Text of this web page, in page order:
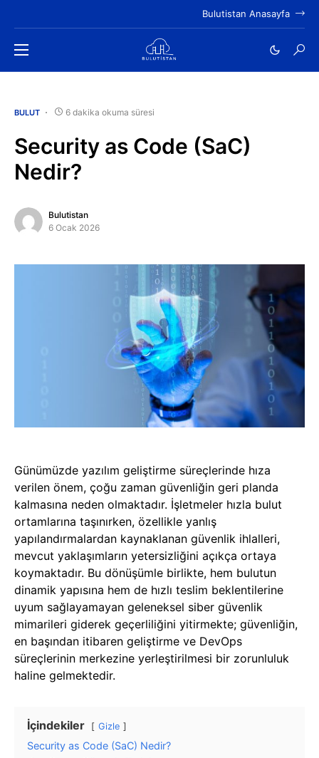
Bulutistan Anasayfa
BULUT 6 dakika okuma süresi
Security as Code (SaC)
Nedir?
Bulutistan
6 Ocak 2026
Günümüzde yazılım geliştirme süreçlerinde hıza
verilen önem, çoğu zaman güvenliğin geri planda
kalmasına neden olmaktadır. İşletmeler hızla bulut
ortamlarına taşınırken, özellikle yanlış
yapılandırmalardan kaynaklanan güvenlik ihlalleri,
mevcut yaklaşımların yetersizliğini açıkça ortaya
koymaktadır. Bu dönüşümle birlikte, hem bulutun
dinamik yapısına hem de hızlı teslim beklentilerine
uyum sağlayamayan geleneksel siber güvenlik
mimarileri giderek geçerliliğini yitirmekte; güvenliğin,
en başından itibaren geliştirme ve DevOps
süreçlerinin merkezine yerleştirilmesi bir zorunluluk
haline gelmektedir.
İçindekiler Gizle
Security as Code (SaC) Nedir?